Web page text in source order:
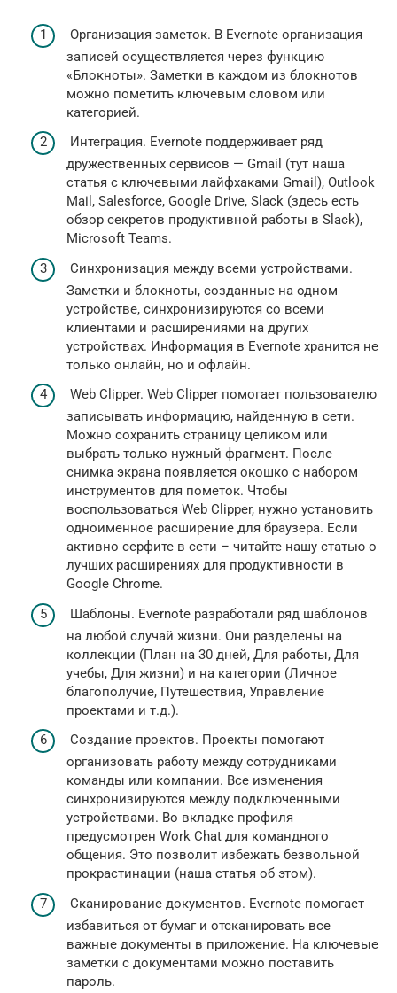
Организация заметок. В Evernote организация
записей осуществляется через функцию
«Блокноты». Заметки в каждом из блокнотов
можно пометить ключевым словом или
категорией.
Интеграция. Evernote поддерживает ряд
дружественных сервисов — Gmail (тут наша
статья с ключевыми лайфхаками Gmail), Outlook
Mail, Salesforce, Google Drive, Slack (здесь есть
обзор секретов продуктивной работы в Slack),
Microsoft Teams.
Синхронизация между всеми устройствами.
Заметки и блокноты, созданные на одном
устройстве, синхронизируются со всеми
клиентами и расширениями на других
устройствах. Информация в Evernote хранится не
только онлайн, но и офлайн.
Web Clipper. Web Clipper помогает пользователю
записывать информацию, найденную в сети.
Можно сохранить страницу целиком или
выбрать только нужный фрагмент. После
снимка экрана появляется окошко с набором
инструментов для пометок. Чтобы
воспользоваться Web Clipper, нужно установить
одноименное расширение для браузера. Если
активно серфите в сети – читайте нашу статью о
лучших расширениях для продуктивности в
Google Chrome.
Шаблоны. Evernote разработали ряд шаблонов
на любой случай жизни. Они разделены на
коллекции (План на 30 дней, Для работы, Для
учебы, Для жизни) и на категории (Личное
благополучие, Путешествия, Управление
проектами и т.д.).
Создание проектов. Проекты помогают
организовать работу между сотрудниками
команды или компании. Все изменения
синхронизируются между подключенными
устройствами. Во вкладке профиля
предусмотрен Work Chat для командного
общения. Это позволит избежать безвольной
прокрастинации (наша статья об этом).
Сканирование документов. Evernote помогает
избавиться от бумаг и отсканировать все
важные документы в приложение. На ключевые
заметки с документами можно поставить
пароль.